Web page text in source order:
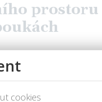
prostoru
příležitost k
centru ve
kteří hledají
stabilní zákaznickou